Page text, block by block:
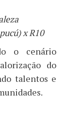
x R10
o cenário
do
talentos e